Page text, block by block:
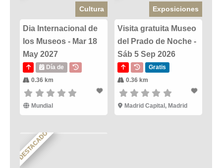
Cultura
Dia Internacional de
los Museos - Mar 18
May 2027
Día de
0.36 km
Mundial
Exposiciones
Visita gratuita Museo
del Prado de Noche -
Sáb 5 Sep 2026
Gratis
0.36 km
Madrid Capital, Madrid
DESTACADO